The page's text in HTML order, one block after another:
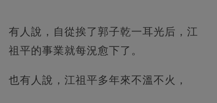
有人說，自從挨了郭子乾一耳光后，江
祖平的事業就每況愈下了。
也有人說，江祖平多年來不溫不火，